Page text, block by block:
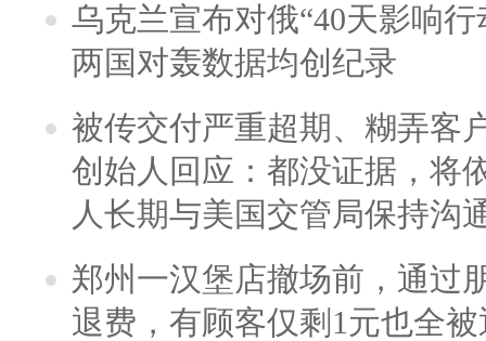
乌克兰宣布对俄“40天影响
两国对轰数据均创纪录
被传交付严重超期、糊弄客
创始人回应：都没证据，将
人长期与美国交管局保持沟
郑州一汉堡店撤场前，通过
退费，有顾客仅剩1元也全